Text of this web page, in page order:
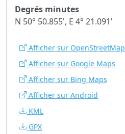
Degrés minutes
N 50° 50.855', E 4° 21.091'
Afficher sur OpenStreetMap
Afficher sur Google Maps
Afficher sur Bing Maps
Afficher sur Android
KML
GPX